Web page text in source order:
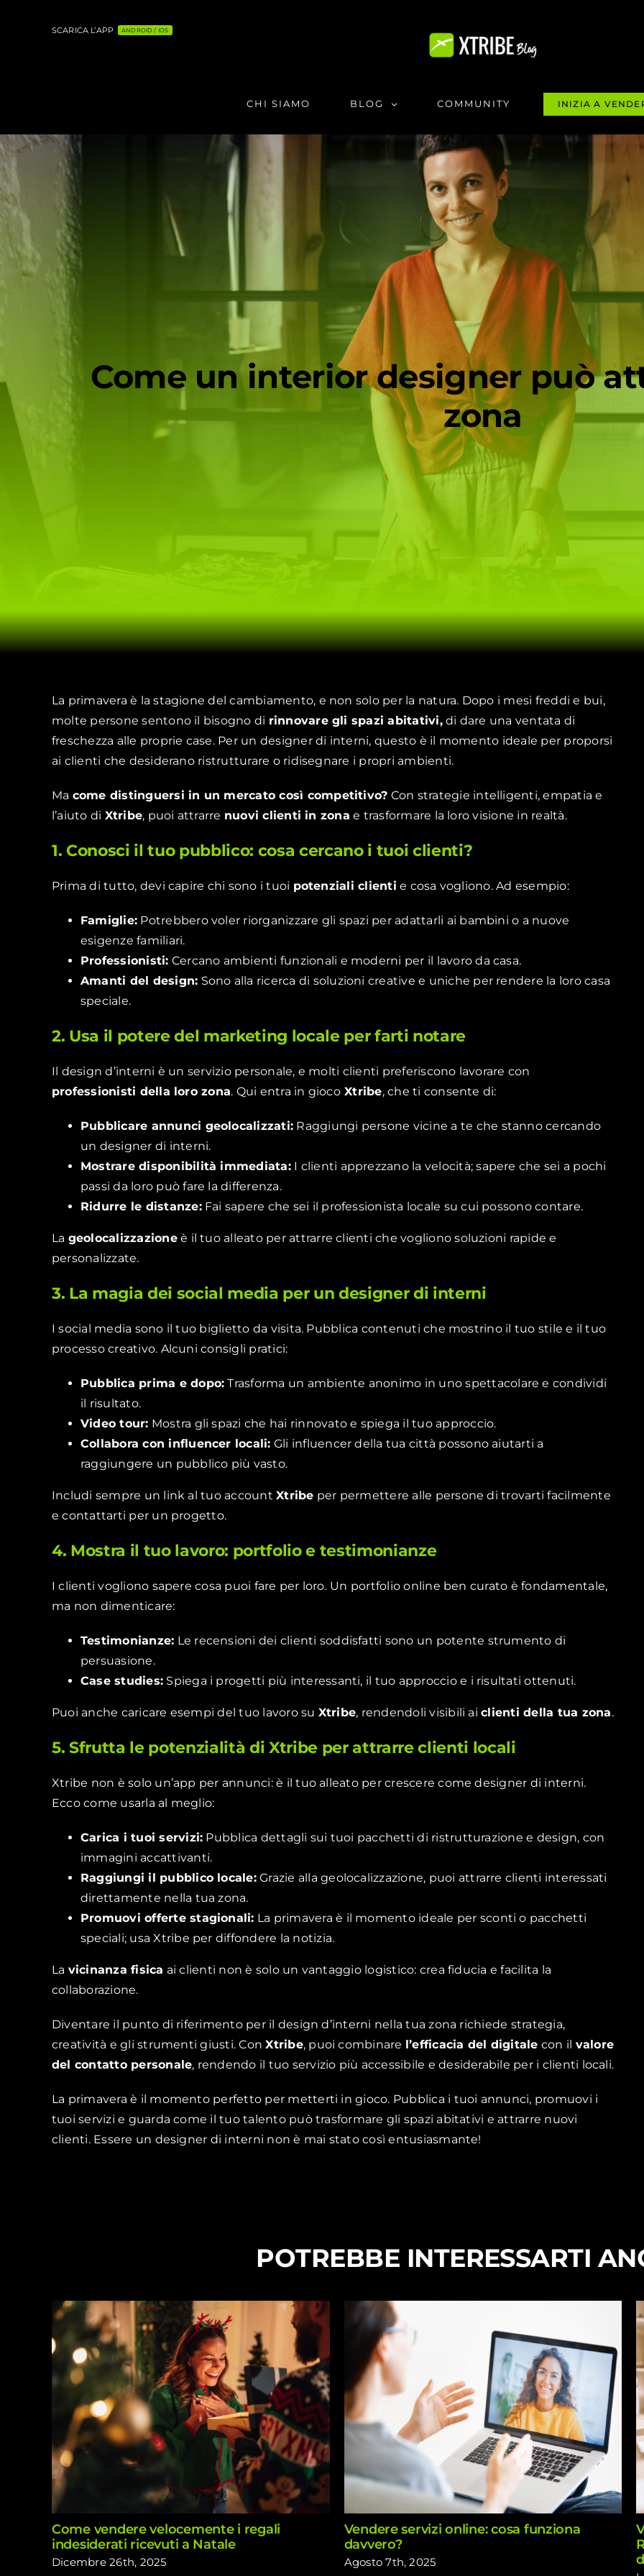
SCARICA L’APP ANDROID / IOS
CHI SIAMO BLOG COMMUNITY INIZIA A
Come un interior designer può
zona
La primavera è la stagione del cambiamento, e non solo per la natura. Dopo i mesi freddi e bui,
molte persone sentono il bisogno di rinnovare gli spazi abitativi,di dare una ventata di
freschezza alle proprie case. Per un designer di interni, questo è il momento ideale per proporsi
ai clienti che desiderano ristrutturare o ridisegnare i propri ambienti.
Ma come distinguersi in un mercato così competitivo? Con strategie intelligenti, empatia e
l’aiuto di Xtribe, puoi attrarre nuovi clienti in zona e trasformare la loro visione in realtà.
1. Conosci il tuo pubblico: cosa cercano i tuoi clienti?
Prima di tutto, devi capire chi sono i tuoi potenziali clienti e cosa vogliono. Ad esempio:
Famiglie: Potrebbero voler riorganizzare gli spazi per adattarli ai bambini o a nuove
esigenze familiari.
Professionisti: Cercano ambienti funzionali e moderni per il lavoro da casa.
Amanti del design: Sono alla ricerca di soluzioni creative e uniche per rendere la loro casa
speciale.
2. Usa il potere del marketing locale per farti notare
Il design d’interni è un servizio personale, e molti clienti preferiscono lavorare con
professionisti della loro zona. Qui entra in giocoXtribe, che ti consente di:
Pubblicare annunci geolocalizzati: Raggiungi persone vicine a te che stanno cercando
un designer di interni.
Mostrare disponibilità immediata:I clienti apprezzano la velocità; sapere che sei a pochi
passi da loro può fare la differenza.
Ridurre le distanze:Fai sapere che sei il professionista locale su cui possono contare.
La geolocalizzazioneè il tuo alleato per attrarre clienti che vogliono soluzioni rapide e
personalizzate.
3. La magia dei social media per un designer di interni
I social media sono il tuo biglietto da visita. Pubblica contenuti che mostrino il tuo stile e il tuo
processo creativo. Alcuni consigli pratici:
Pubblica prima e dopo: Trasforma un ambiente anonimo in uno spettacolare e condividi
il risultato.
Video tour: Mostra gli spazi che hai rinnovato e spiega il tuo approccio.
Collabora con influencer locali: Gli influencer della tua città possono aiutarti a
raggiungere un pubblico più vasto.
Includi sempre un link al tuo accountXtribe per permettere alle persone di trovarti facilmente
e contattarti per un progetto.
4. Mostra il tuo lavoro: portfolio e testimonianze
I clienti vogliono sapere cosa puoi fare per loro. Un portfolio online ben curato è fondamentale,
ma non dimenticare:
Testimonianze: Le recensioni dei clienti soddisfatti sono un potente strumento di
persuasione.
Case studies: Spiega i progetti più interessanti, il tuo approccio e i risultati ottenuti.
Puoi anche caricare esempi del tuo lavoro su Xtribe, rendendoli visibili aiclienti della tua zona.
5. Sfrutta le potenzialità di Xtribe per attrarre clienti locali
Xtribe non è solo un’app per annunci: è il tuo alleato per crescere come designer di interni.
Ecco come usarla al meglio:
Carica i tuoi servizi: Pubblica dettagli sui tuoi pacchetti di ristrutturazione e design, con
immagini accattivanti.
Raggiungi il pubblico locale:Grazie alla geolocalizzazione, puoi attrarre clienti interessati
direttamente nella tua zona.
Promuovi offerte stagionali: La primavera è il momento ideale per sconti o pacchetti
speciali; usa Xtribe per diffondere la notizia.
La vicinanza fisica ai clienti non è solo un vantaggio logistico: crea fiducia e facilita la
collaborazione.
Diventare il punto di riferimento per il design d’interni nella tua zona richiede strategia,
creatività e gli strumenti giusti. ConXtribe, puoi combinare l’efficacia del digitale con il valore
del contatto personale, rendendo il tuo servizio più accessibile e desiderabile per i clienti locali.
La primavera è il momento perfetto per metterti in gioco. Pubblica i tuoi annunci, promuovi i
tuoi servizi e guarda come il tuo talento può trasformare gli spazi abitativi e attrarre nuovi
clienti. Essere un designer di interni non è mai stato così entusiasmante!
POTREBBE INTERESSARTI
Come vendere velocemente i regali
indesiderati ricevuti a Natale
Dicembre 26th, 2025
Vendere servizi online: cosa funziona
davvero?
Agosto 7th, 2025